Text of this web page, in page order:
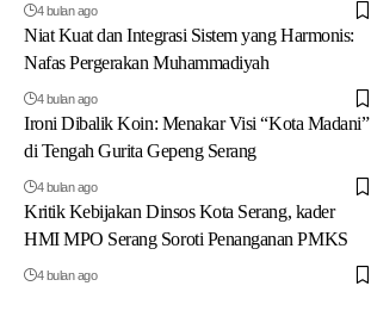
4 bulan ago
Niat Kuat dan Integrasi Sistem yang Harmonis:
Nafas Pergerakan Muhammadiyah
4 bulan ago
Ironi Dibalik Koin: Menakar Visi “Kota Madani”
di Tengah Gurita Gepeng Serang
4 bulan ago
Kritik Kebijakan Dinsos Kota Serang, kader
HMI MPO Serang Soroti Penanganan PMKS
4 bulan ago